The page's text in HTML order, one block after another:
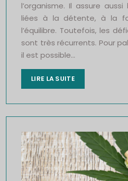
l’organisme. Il assure
liées à la détente, à la
l’équilibre. Toutefois, les
sont très récurrents. Pour
il est possible…
LIRE LA SUITE